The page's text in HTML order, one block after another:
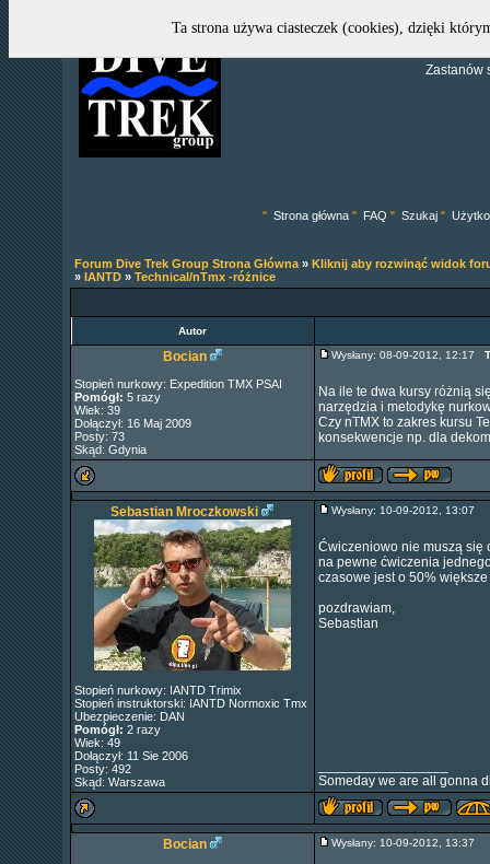
Zastanów
" Strona główna " FAQ " Szukaj "
Forum Dive Trek Group Strona Główna» Kliknij aby rozwinąć widok
» IANTD» Technical/nTmx -różnice
Autor
Bocian
Stopień nurkowy: Expedition TMX PSAI
Pomógł: 5 razy
Wiek: 39
Dołączył: 16 Maj 2009
Posty: 73
Skąd: Gdynia
Wysłany: 08-09-2012, 12:17
Na ile te dwa kursy różnią
narzędzia i metodykę
Czy nTMX to zakres kursu
konsekwencje np. dla
Sebastian Mroczkowski
Stopień nurkowy: IANTD Trimix
Stopień instruktorski: IANTD Normoxic Tmx
Ubezpieczenie: DAN
Pomógł: 2 razy
Wiek: 49
Dołączył: 11 Sie 2006
Posty: 492
Skąd: Warszawa
Wysłany: 10-09-2012, 13:07
Ćwiczeniowo nie muszą się
na pewne ćwiczenia
czasowe jest o 50%
pozdrawiam,
Sebastian
Someday we are all gonna
Bocian Wysłany: 10-09-2012, 13:37
Ta strona używa ciasteczek (cookies), dzięki